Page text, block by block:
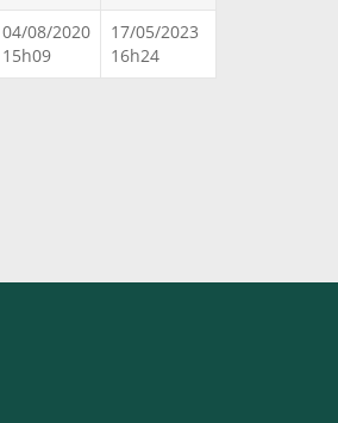
04/08/2020
15h09
17/05/2023
16h24